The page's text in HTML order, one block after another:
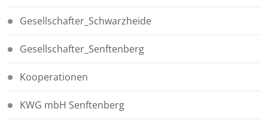
Gesellschafter_Schwarzheide
Gesellschafter_Senftenberg
Kooperationen
KWG mbH Senftenberg